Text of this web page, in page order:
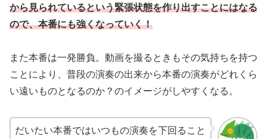
から見られているという緊張状態を作り出すことにはなる
ので、本番にも強くなっていく！
また本番は一発勝負。動画を撮るときもその気持ちを持つ
ことにより、普段の演奏の出来から本番の演奏がどれくら
い遠いものとなるのか？のイメージがしやすくなる。
だいたい本番ではいつもの演奏を下回ること